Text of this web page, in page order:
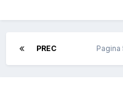
PREC Pagina